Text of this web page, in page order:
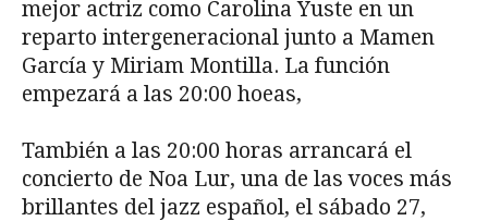
mejor actriz como Carolina Yuste en un
reparto intergeneracional junto a Mamen
García y Miriam Montilla. La función
empezará a las 20:00 hoeas,
También a las 20:00 horas arrancará el
concierto de Noa Lur, una de las voces más
brillantes del jazz español, el sábado 27,